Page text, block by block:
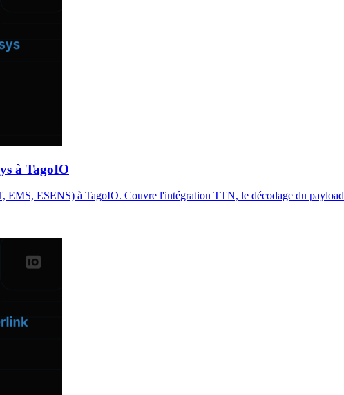
à TagoIO
ESENS) à TagoIO. Couvre l'intégration TTN, le décodage du payload